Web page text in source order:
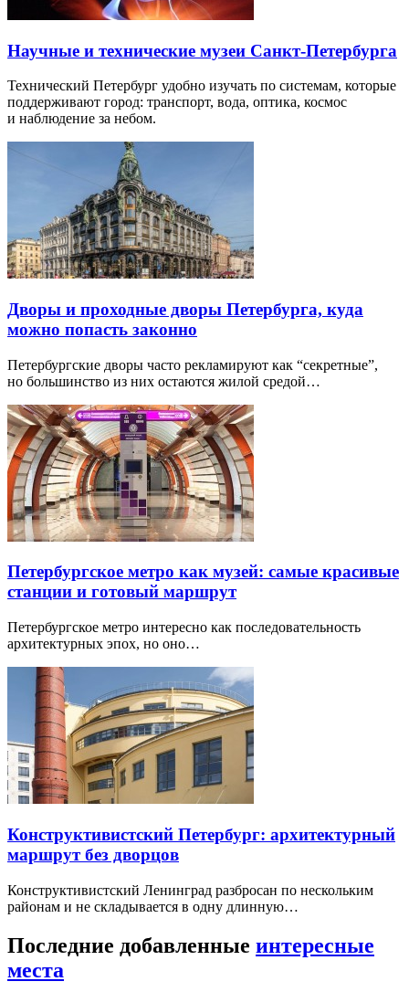
Научные и технические музеи Санкт-Петербурга
Технический Петербург удобно изучать по системам, которые
поддерживают город: транспорт, вода, оптика, космос
и наблюдение за небом.
Дворы и проходные дворы Петербурга, куда
можно попасть законно
Петербургские дворы часто рекламируют как “секретные”,
но большинство из них остаются жилой средой…
Петербургское метро как музей: самые красивые
станции и готовый маршрут
Петербургское метро интересно как последовательность
архитектурных эпох, но оно…
Конструктивистский Петербург: архитектурный
маршрут без дворцов
Конструктивистский Ленинград разбросан по нескольким
районам и не складывается в одну длинную…
Последние добавленные интересные
места